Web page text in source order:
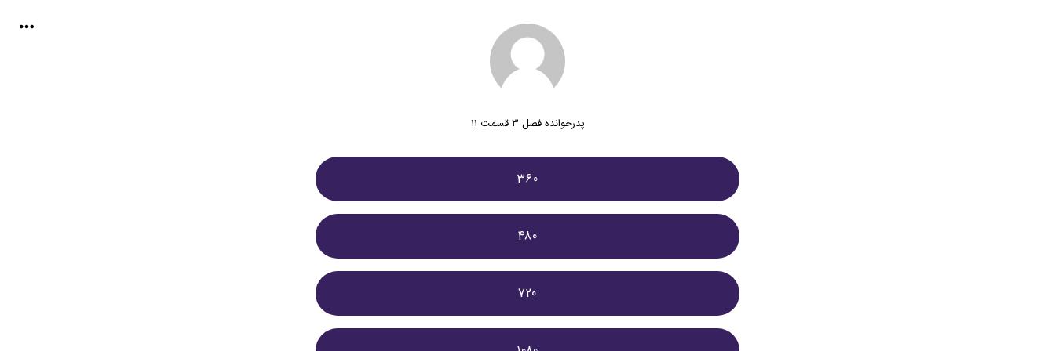
پدرخوانده فصل ۳ قسمت ۱۱
360
480
720